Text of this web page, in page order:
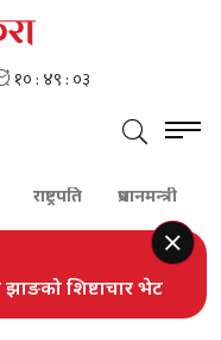
राष्ट्रपति प्रधानमन्त्री
झाङको शिष्टाचार भेट